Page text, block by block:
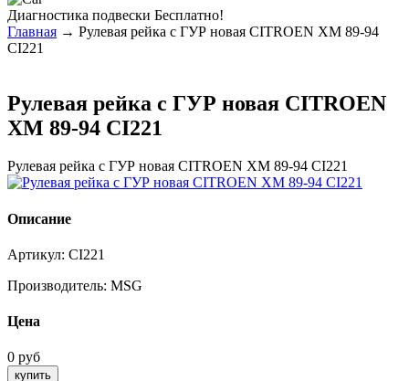
Диагностика подвески Бесплатно!
Главная → Рулевая рейка с ГУР новая CITROEN XM 89-94
CI221
Рулевая рейка с ГУР новая CITROEN
XM 89-94 CI221
Рулевая рейка с ГУР новая CITROEN XM 89-94 CI221
Описание
Артикул: CI221
Производитель: MSG
Цена
0 руб